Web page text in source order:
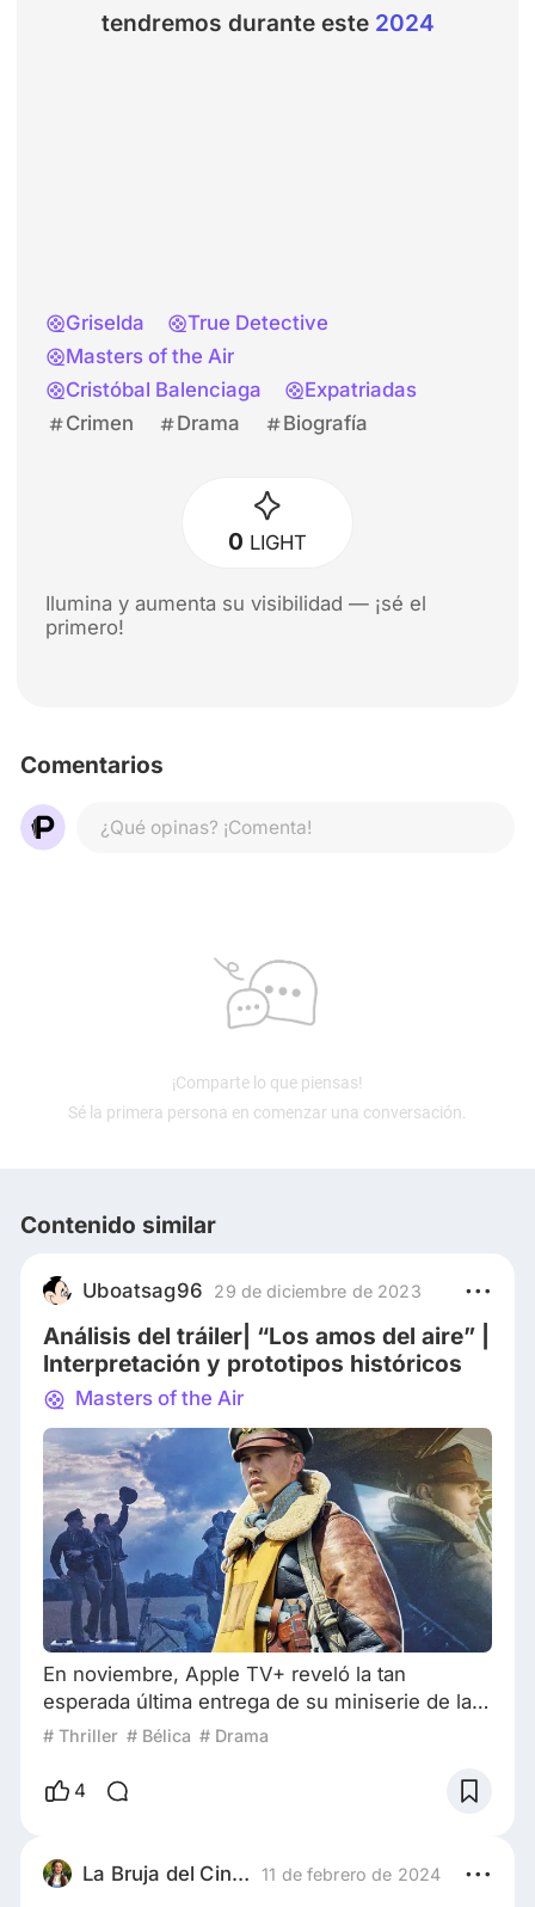
tendremos durante este 2024
Griselda
True Detective
Masters of the Air
Cristóbal Balenciaga
Expatriadas
Crimen
Drama Biografía
0 LIGHT
Ilumina y aumenta su visibilidad — ¡sé el
primero!
Comentarios
¿Qué opinas? ¡Comenta!
¡Comparte lo que piensas!
Sé la primera persona en comenzar una conversación.
Contenido similar
Uboatsag96 29 de diciembre de 2023
Análisis del tráiler| “Los amos del aire” |
Interpretación y prototipos históricos
Masters of the Air
En noviembre, Apple TV+ reveló la tan
esperada última entrega de su miniserie de la
Segunda Guerra Mundial, “Los amos del aire”,
[precedida por las renombradas “Bands of
enero de 2024 y abarca nueve episodios que
se emitirán en su totalidad en marzo de 2024.
# Thriller # Bélica # Drama
4
La Bruja del Cineland 11 de febrero de 2024